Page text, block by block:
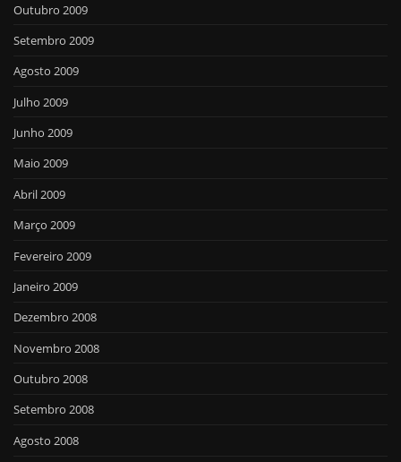
Outubro 2009
Setembro 2009
Agosto 2009
Julho 2009
Junho 2009
Maio 2009
Abril 2009
Março 2009
Fevereiro 2009
Janeiro 2009
Dezembro 2008
Novembro 2008
Outubro 2008
Setembro 2008
Agosto 2008